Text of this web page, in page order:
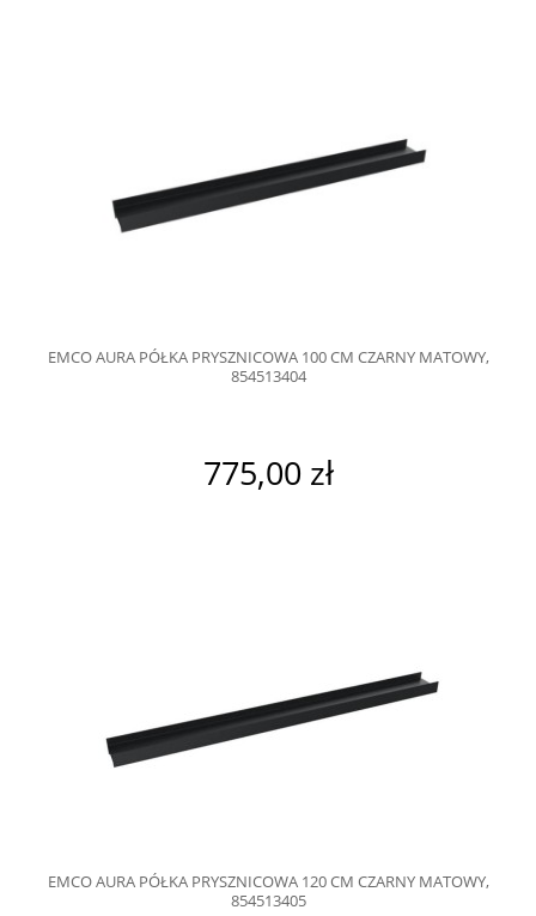
EMCO AURA PÓŁKA PRYSZNICOWA 100 CM CZARNY MATOWY,
854513404
775,00 zł
EMCO AURA PÓŁKA PRYSZNICOWA 120 CM CZARNY MATOWY,
854513405